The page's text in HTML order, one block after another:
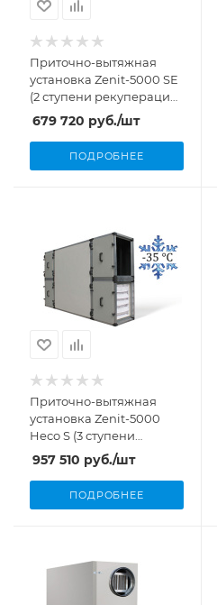
Приточно-вытяжная
установка Zenit-5000 SE
(2 ступени рекуперации,
5000 м³/ч, 21,5 кВт)
679 720 руб./шт
ПОДРОБНЕЕ
Приточно-вытяжная
установка Zenit-5000
Heco S (3 ступени
рекуперации, 5000 м³/ч,
957 510 руб./шт
ПОДРОБНЕЕ